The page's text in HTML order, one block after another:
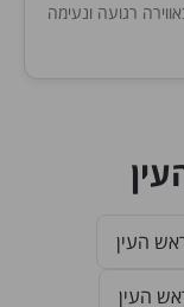
רגועה ונעימה
העין
העין